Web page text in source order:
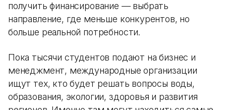
получить финансирование — выбрать
направление, где меньше конкурентов, но
больше реальной потребности.
Пока тысячи студентов подают на бизнес и
менеджмент, международные организации
ищут тех, кто будет решать вопросы воды,
образования, экологии, здоровья и развития